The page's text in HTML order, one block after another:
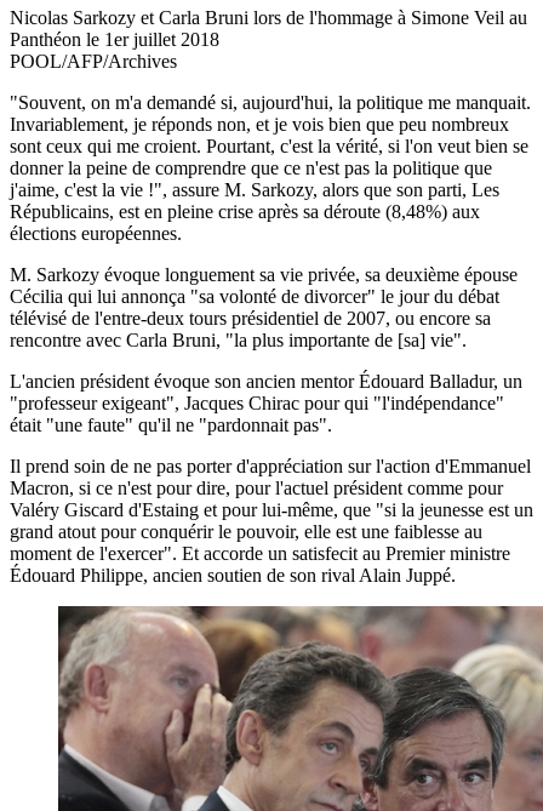
Nicolas Sarkozy et Carla Bruni lors de l'hommage à Simone Veil au
Panthéon le 1er juillet 2018
POOL/AFP/Archives
"Souvent, on m'a demandé si, aujourd'hui, la politique me manquait.
Invariablement, je réponds non, et je vois bien que peu nombreux
sont ceux qui me croient. Pourtant, c'est la vérité, si l'on veut bien se
donner la peine de comprendre que ce n'est pas la politique que
j'aime, c'est la vie !", assure M. Sarkozy, alors que son parti, Les
Républicains, est en pleine crise après sa déroute (8,48%) aux
élections européennes.
M. Sarkozy évoque longuement sa vie privée, sa deuxième épouse
Cécilia qui lui annonça "sa volonté de divorcer" le jour du débat
télévisé de l'entre-deux tours présidentiel de 2007, ou encore sa
rencontre avec Carla Bruni, "la plus importante de [sa] vie".
L'ancien président évoque son ancien mentor Édouard Balladur, un
"professeur exigeant", Jacques Chirac pour qui "l'indépendance"
était "une faute" qu'il ne "pardonnait pas".
Il prend soin de ne pas porter d'appréciation sur l'action d'Emmanuel
Macron, si ce n'est pour dire, pour l'actuel président comme pour
Valéry Giscard d'Estaing et pour lui-même, que "si la jeunesse est un
grand atout pour conquérir le pouvoir, elle est une faiblesse au
moment de l'exercer". Et accorde un satisfecit au Premier ministre
Édouard Philippe, ancien soutien de son rival Alain Juppé.